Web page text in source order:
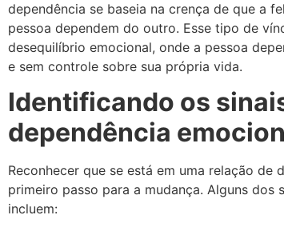
dependência se baseia na crença de que a
pessoa dependem do outro. Esse tipo de
desequilíbrio emocional, onde a pessoa
e sem controle sobre sua própria vida.
Identificando os
dependência
Reconhecer que se está em uma relação de
primeiro passo para a mudança. Alguns dos
incluem: